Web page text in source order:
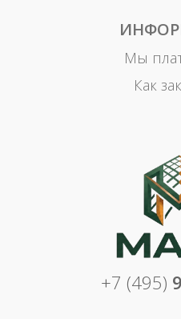
Мы
Как
+7 (495)